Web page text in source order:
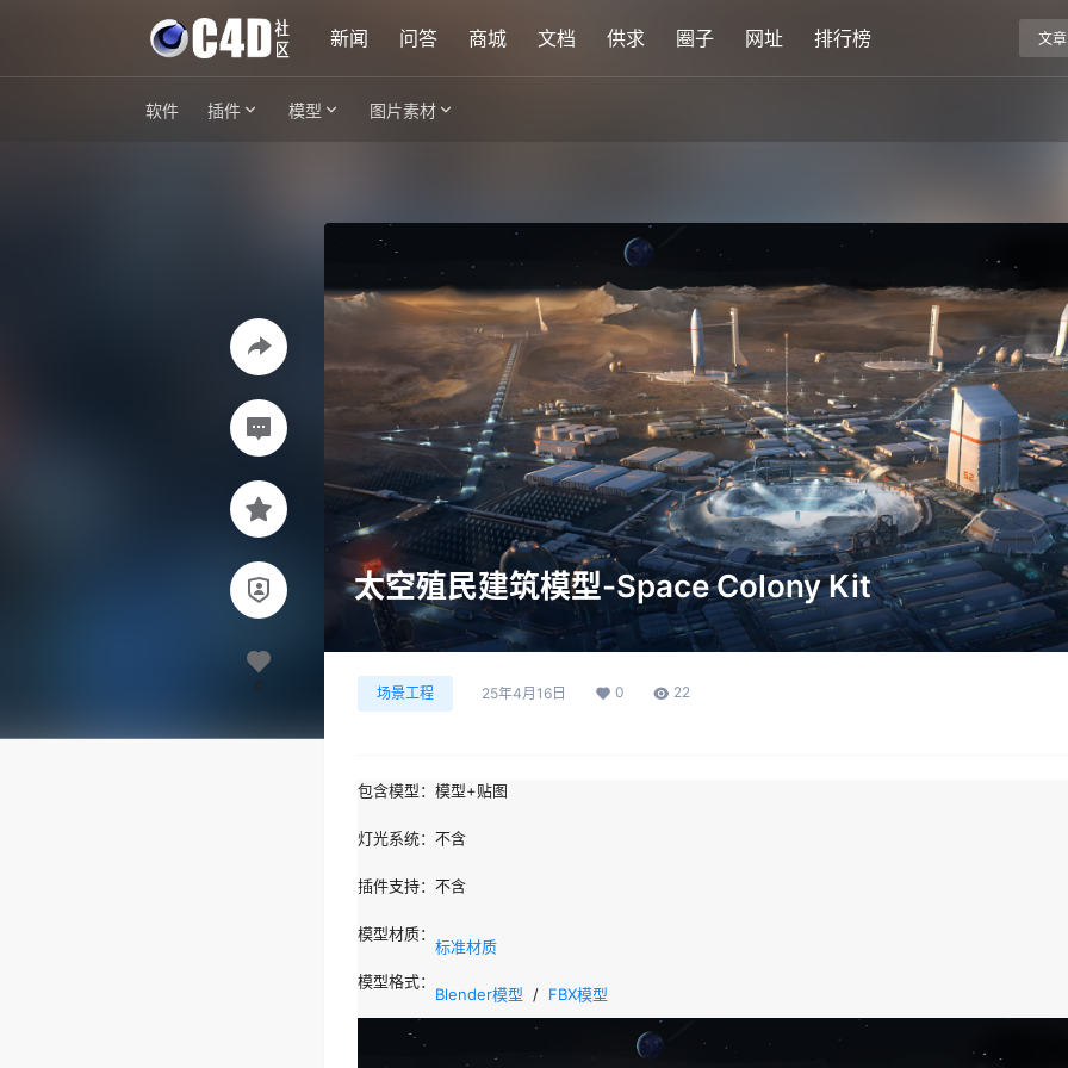
新闻 问答 商城 文档 供求 圈子 网址 排行榜 文章
软件 插件 模型 图片素材
太空殖民建筑模型-Space Colony Kit
场景工程 25年4月16日 0 22
包含模型： 模型+贴图
灯光系统： 不含
插件支持： 不含
模型材质：
标准材质
模型格式：
Blender模型
  /
FBX模型
0